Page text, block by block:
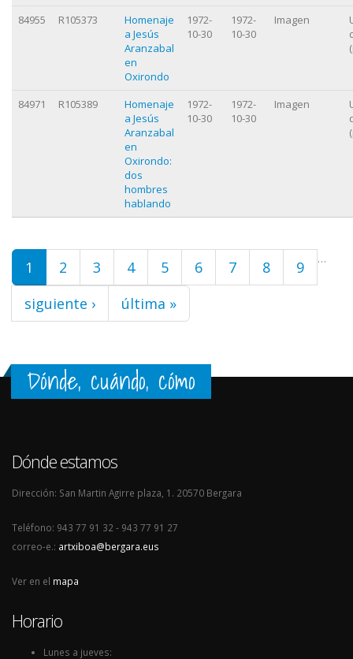
84955 R105373
Homenaje
a Jesús
Aranzabal
en
Oxirondo
1972-
10-30
1972-
10-30
Imagen
84971 R105389
Homenaje
a Jesús
Aranzabal
en
Oxirondo:
dos
hombres
hablando
1972-
10-30
1972-
10-30
Imagen
Páginas
1 2 3 4 5 6 7 8 9 …
siguiente › última »
Dónde, cuándo, cómo
Dónde estamos
Dirección: San Martin Agirre plaza, 1. 20570 Bergara
Teléfono: 943 77 91 32 - 943 77 91 27
correo-e.: artxiboa@bergara.eus
Ver en el mapa
Horario
Lunes a jueves: